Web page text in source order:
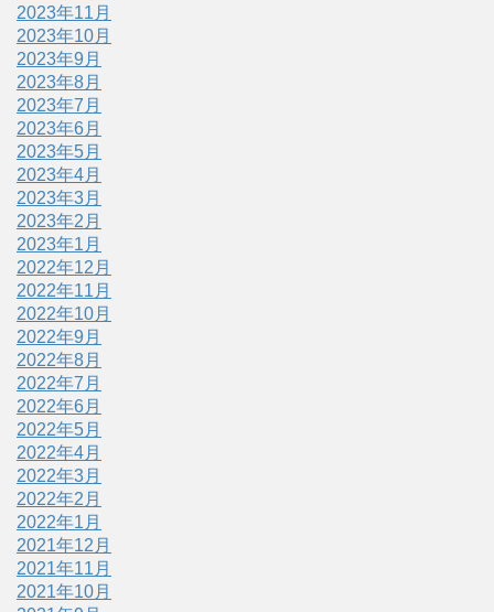
2023年11月
2023年10月
2023年9月
2023年8月
2023年7月
2023年6月
2023年5月
2023年4月
2023年3月
2023年2月
2023年1月
2022年12月
2022年11月
2022年10月
2022年9月
2022年8月
2022年7月
2022年6月
2022年5月
2022年4月
2022年3月
2022年2月
2022年1月
2021年12月
2021年11月
2021年10月